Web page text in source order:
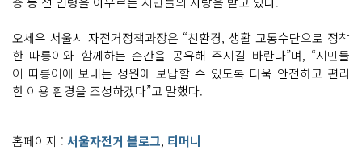
오세우 서울시 자전거정책과장은 “친환경, 생활 교통수단으로 정착
한 따릉이와 함께하는 순간을 공유해 주시길 바란다”며, “시민들
이 따릉이에 보내는 성원에 보답할 수 있도록 더욱 안전하고 편리
한 이용 환경을 조성하겠다”고 말했다.
홈페이지 : 서울자전거 블로그, 티머니